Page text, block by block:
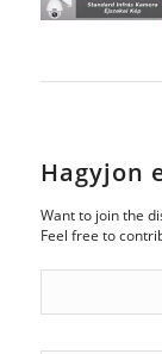
Hagyjon
Want to join the
Feel free to